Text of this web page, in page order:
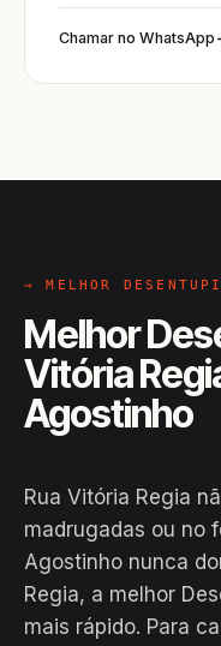
Chamar no WhatsApp
→ MELHOR
Melhor
Vitória
Agostinho
Rua Vitória Regia
madrugadas ou no
Agostinho nunca
Regia, a melhor
mais rápido. Para